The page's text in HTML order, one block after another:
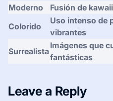
Moderno
Fusión de
Colorido
Uso intenso de
vibrantes
Surrealista
Imágenes que
fantásticas
Leave a Reply